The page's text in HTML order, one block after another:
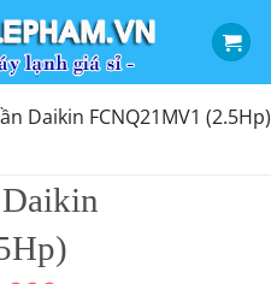
Daikin FCNQ21MV1 (2.5Hp)